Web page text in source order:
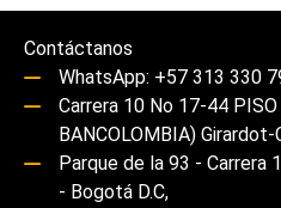
Contáctanos
WhatsApp: +57 313 330
Carrera 10 No 17-44 PISO
BANCOLOMBIA) Girardot-
Parque de la 93 - Carrera
- Bogotá D.C,